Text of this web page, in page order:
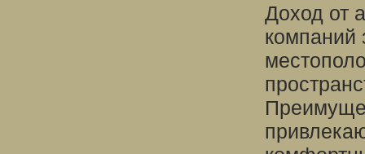
Доход от
компаний